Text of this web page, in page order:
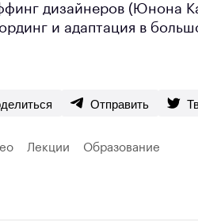
дизайнеров (Юнона
и адаптация в
Отправить
Лекции Образование